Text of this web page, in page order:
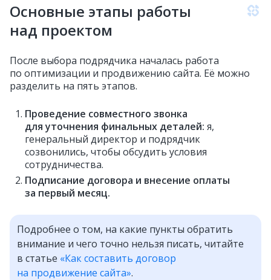
Основные этапы работы
над проектом
После выбора подрядчика началась работа
по оптимизации и продвижению сайта. Её можно
разделить на пять этапов.
Проведение совместного звонка
для уточнения финальных деталей: я,
генеральный директор и подрядчик
созвонились, чтобы обсудить условия
сотрудничества.
Подписание договора и внесение оплаты
за первый месяц.
Подробнее о том, на какие пункты обратить
внимание и чего точно нельзя писать, читайте
в статье «Как составить договор
на продвижение сайта».